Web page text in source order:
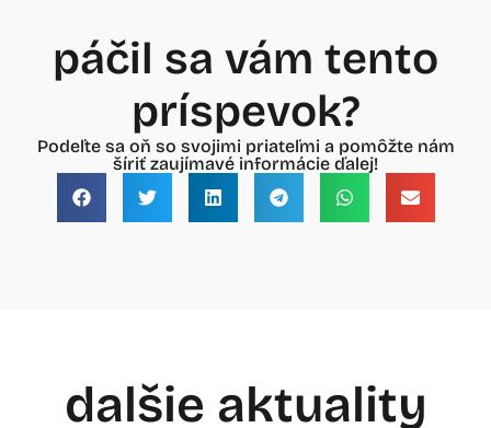
páčil sa vám tento
príspevok?
Podeľte sa oň so svojimi priateľmi a pomôžte nám
šíriť zaujímavé informácie ďalej!
dalšie aktuality